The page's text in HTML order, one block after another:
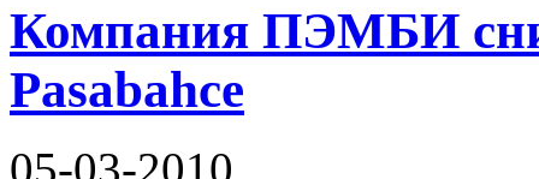
Компания ПЭМБИ
Pasabahce